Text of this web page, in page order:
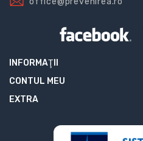
INFORMAŢII
CONTUL MEU
EXTRA